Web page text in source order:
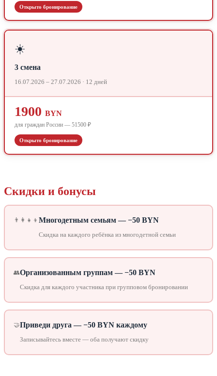
Открыто бронирование
☀️
3 смена
16.07.2026 – 27.07.2026 · 12 дней
1900 BYN
для граждан России — 51500 ₽
Открыто бронирование
Скидки и бонусы
👨‍👩‍👧‍👦 Многодетным семьям — −50 BYN
Скидка на каждого ребёнка из многодетной семьи
👥Организованным группам — −50 BYN
Скидка для каждого участника при групповом бронировании
🤝Приведи друга — −50 BYN каждому
Записывайтесь вместе — оба получают скидку